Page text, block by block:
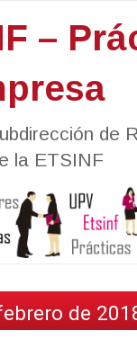
–
de
la ETSINF
de